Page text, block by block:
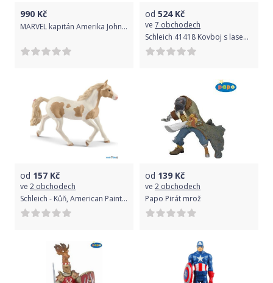
990 Kč
MARVEL kapitán Amerika John Walker Titan Hero Figurka 30 cm Hasbro Avengers.
od 524Kč
ve 7 obchodech
Schleich 41418 Kovboj s lasem na koni a příslušenství
od 157 Kč
ve 2 obchodech
Schleich - Kůň, American Paint Horse klisna
od 139 Kč
ve 2 obchodech
Papo Pirát mrož